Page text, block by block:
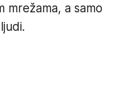
mrežama, a samo